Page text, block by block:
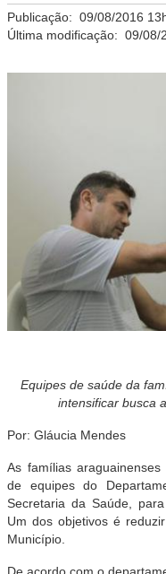
Publicação: 09/08/2016
Última modificação: 09/08/
Equipes de saúde da
intensificar busca
Por: Gláucia Mendes
As famílias
de equipes do
Secretaria da Saúde,
Um dos objetivos é
Município.
De acordo com o